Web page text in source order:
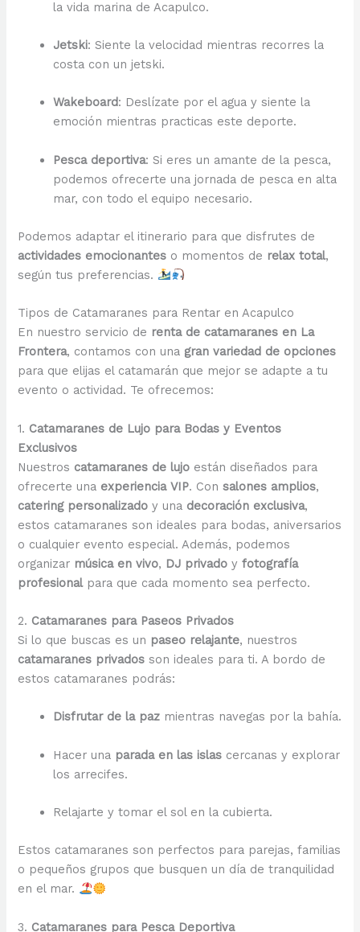
la vida marina de Acapulco.
Jetski: Siente la velocidad mientras recorres la
costa con un jetski.
Wakeboard: Deslízate por el agua y siente la
emoción mientras practicas este deporte.
Pesca deportiva: Si eres un amante de la pesca,
podemos ofrecerte una jornada de pesca en alta
mar, con todo el equipo necesario.
Podemos adaptar el itinerario para que disfrutes de
actividades emocionantes o momentos de relax total,
según tus preferencias.
Tipos de Catamaranes para Rentar en Acapulco
En nuestro servicio de renta de catamaranes en La
Frontera, contamos con una gran variedad de opciones
para que elijas el catamarán que mejor se adapte a tu
evento o actividad. Te ofrecemos:
1. Catamaranes de Lujo para Bodas y Eventos
Exclusivos
Nuestros catamaranes de lujo están diseñados para
ofrecerte una experiencia VIP. Consalones amplios,
catering personalizado y una decoración exclusiva,
estos catamaranes son ideales para bodas, aniversarios
o cualquier evento especial. Además, podemos
organizar música en vivo, DJ privado yfotografía
profesionalpara que cada momento sea perfecto.
2. Catamaranes para Paseos Privados
Si lo que buscas es un paseo relajante, nuestros
catamaranes privados son ideales para ti. A bordo de
estos catamaranes podrás:
Disfrutar de la paz mientras navegas por la bahía.
Hacer una parada en las islas cercanas y explorar
los arrecifes.
Relajarte y tomar el sol en la cubierta.
Estos catamaranes son perfectos para parejas, familias
o pequeños grupos que busquen un día de tranquilidad
en el mar.
3. Catamaranes para Pesca Deportiva